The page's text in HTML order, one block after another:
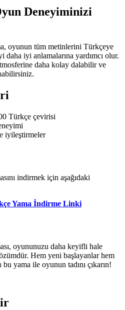
Deneyiminizi
oyunun tüm metinlerini Türkçeye
iyi anlamalarına yardımcı olur.
daha kolay dalabilir ve
Türkçe çevirisi
iyileştirmeler
indirmek için aşağıdaki
Yama İndirme Linki
oyununuzu daha keyifli hale
Hem yeni başlayanlar hem
yama ile oyunun tadını çıkarın!